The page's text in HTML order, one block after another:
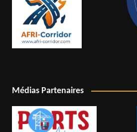
Médias Partenaires